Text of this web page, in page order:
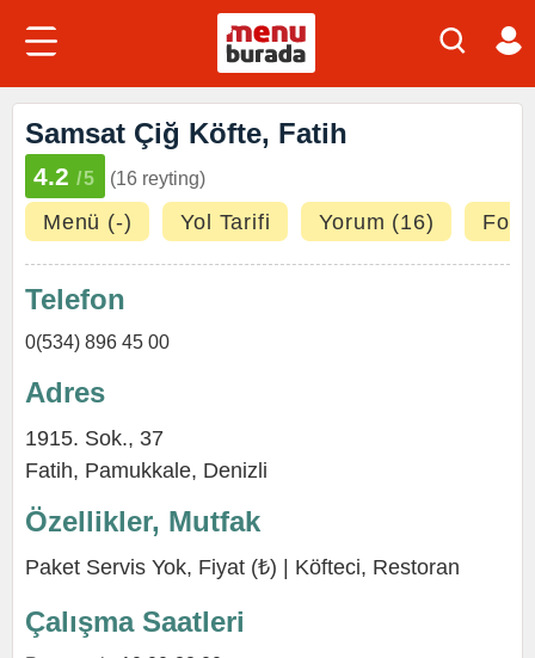
Samsat Çiğ Köfte, Fatih
4.2 /5 (16 reyting)
Menü (-) Yol Tarifi Yorum (16)
Telefon
0(534) 896 45 00
Adres
1915. Sok., 37
Fatih, Pamukkale, Denizli
Özellikler, Mutfak
Paket Servis Yok, Fiyat (₺) | Köfteci, Restoran
Çalışma Saatleri